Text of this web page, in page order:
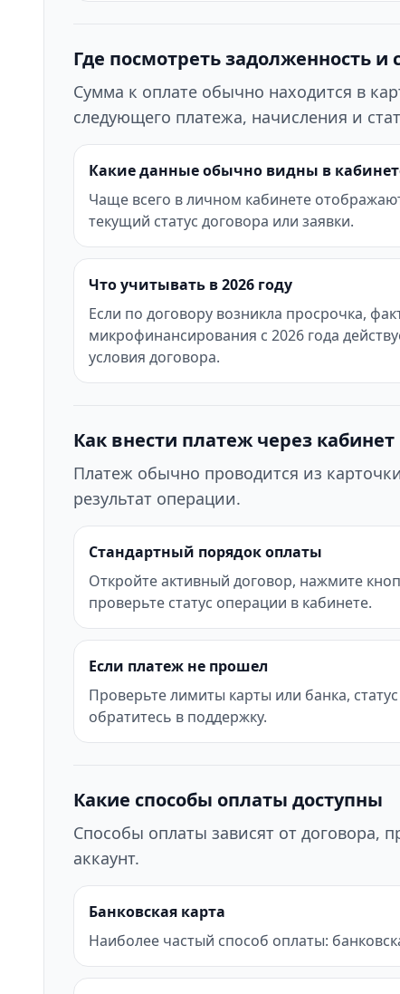
Где посмотреть задолженность и
Сумма к оплате обычно находится в
следующего платежа, начисления и
Какие данные обычно видны в
Чаще всего в личном кабинете
текущий статус договора или заявки.
Что учитывать в 2026 году
Если по договору возникла просрочка,
микрофинансирования с 2026 года
условия договора.
Как внести платеж через кабинет
Платеж обычно проводится из
результат операции.
Стандартный порядок оплаты
Откройте активный договор, нажмите
проверьте статус операции в кабинете.
Если платеж не прошел
Проверьте лимиты карты или банка,
обратитесь в поддержку.
Какие способы оплаты доступны
Способы оплаты зависят от договора,
аккаунт.
Банковская карта
Наиболее частый способ оплаты: